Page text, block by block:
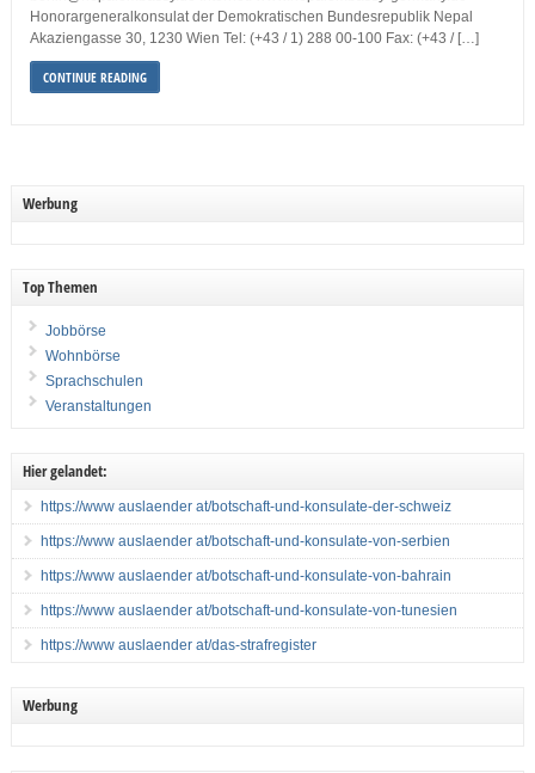
Honorargeneralkonsulat der Demokratischen Bundesrepublik Nepal
Akaziengasse 30, 1230 Wien Tel: (+43 / 1) 288 00-100 Fax: (+43 / […]
CONTINUE READING
Werbung
Top Themen
Jobbörse
Wohnbörse
Sprachschulen
Veranstaltungen
Hier gelandet:
https://www auslaender at/botschaft-und-konsulate-der-schweiz
https://www auslaender at/botschaft-und-konsulate-von-serbien
https://www auslaender at/botschaft-und-konsulate-von-bahrain
https://www auslaender at/botschaft-und-konsulate-von-tunesien
https://www auslaender at/das-strafregister
Werbung